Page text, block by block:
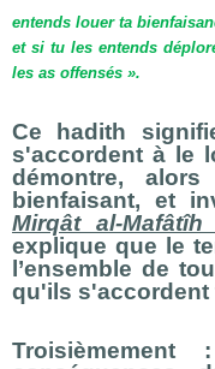
entends louer ta
et si tu les entends
les as offensés ».
Ce hadith
s'accordent à le
démontre,
bienfaisant, et
Mirqât al-
explique que le
l’ensemble de
qu'ils s'accordent